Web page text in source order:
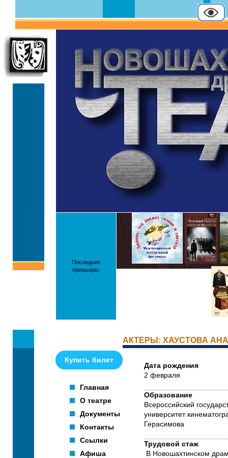
Последние
премьеры:
АКТЕРЫ: ХАУСТОВА
Купить билет
Главная
О театре
Документы
Контакты
Ссылки
Афиша
Дата рождения
2 февраля
Образование
Всероссийский
университет
Герасимова
Трудовой стаж
В Новошахтинском